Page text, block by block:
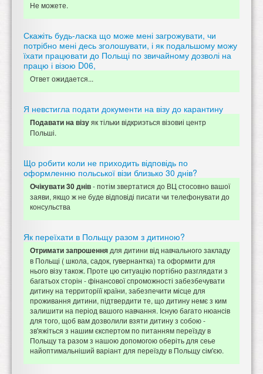
Не можете.
Скажіть будь-ласка що може мені загрожувати, чи
потрібно мені десь зголошувати, і як подальшому можу
їхати працювати до Польщі по звичайному дозволі на
працю і візою D06,
Ответ ожидается...
Я невстигла подати документи на візу до карантину
Подавати на візуяк тільки відкриэться візовиі центр
Польші.
Що робити коли не приходить відповідь по
оформленню польської візи близько 30 днів?
Очікувати 30 днів- потім звертатися до ВЦ стосовно вашої
заяви, якщо ж не буде відповіді писати чи телефонувати до
консульства
Як переїхати в Польщу разом з дитиною?
Отримати запрошення для дитини від навчального закладу
в Польщі ( школа, садок, гувернантка) та оформити для
нього візу також. Проте цю ситуацію портібно разглядати з
багатьох сторін - фінансової спроможності забезбечувати
дитину на территоріїї країни, забезпечити місце для
проживання дитини, підтвердити те, що дитину немє з ким
залишити на період вашого навчання. Існую багато нюансів
для того, щоб вам дозволили взяти дитину з собою -
зв'яжіться з нашим єкспертом по питанням переїзду в
Польщу та разом з нашою допомогою оберіть для сеье
найоптимальніший варіант для переїзду в Польщу сім'єю.